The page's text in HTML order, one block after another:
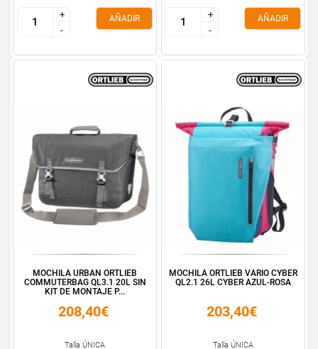
+
-
+
-
AÑADIR
+
-
+
-
AÑADIR
MOCHILA URBAN ORTLIEB
COMMUTERBAG QL3.1 20L SIN
KIT DE MONTAJE P...
208,40€
Talla ÚNICA
MOCHILA ORTLIEB VARIO CYBER
QL2.1 26L CYBER AZUL-ROSA
203,40€
Talla ÚNICA